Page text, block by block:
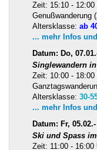
Zeit: 15:10 - 12:00
Genußwanderung
Altersklasse: ab
... mehr Infos
Datum: Do,
Singlewandern
Zeit: 10:00 - 18:00
Altersklasse: 30-
... mehr Infos
Datum: Fr,
Ski und Spass
Zeit: 11:00 - 16:00